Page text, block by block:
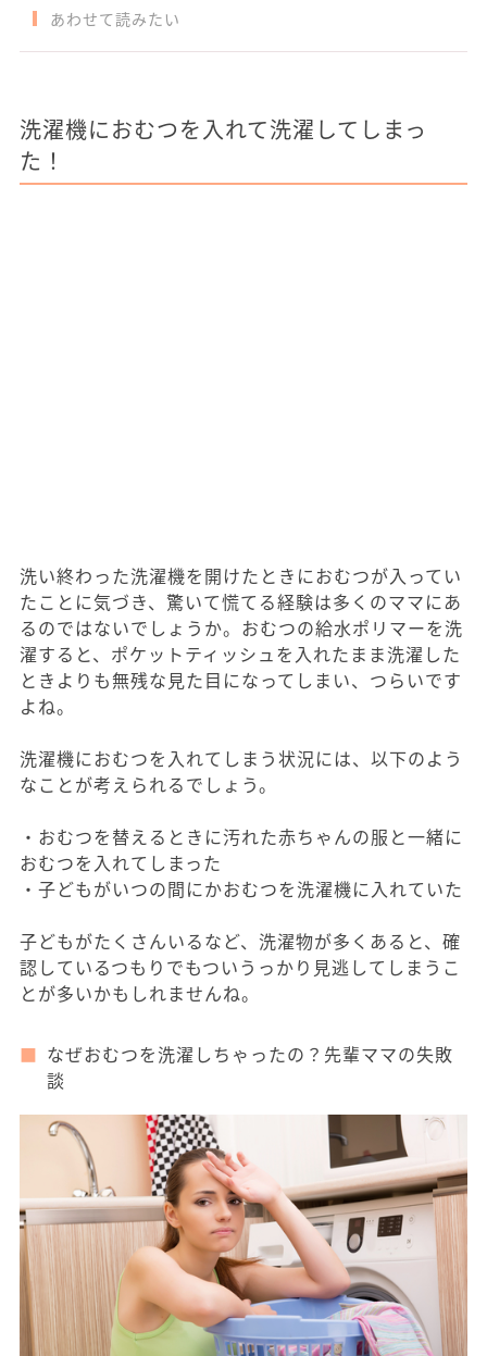
あわせて読みたい
洗濯機におむつを入れて洗濯してしまっ
た！
洗い終わった洗濯機を開けたときにおむつが入ってい
たことに気づき、驚いて慌てる経験は多くのママにあ
るのではないでしょうか。おむつの給水ポリマーを洗
濯すると、ポケットティッシュを入れたまま洗濯した
ときよりも無残な見た目になってしまい、つらいです
よね。
洗濯機におむつを入れてしまう状況には、以下のよう
なことが考えられるでしょう。
・おむつを替えるときに汚れた赤ちゃんの服と一緒に
おむつを入れてしまった
・子どもがいつの間にかおむつを洗濯機に入れていた
子どもがたくさんいるなど、洗濯物が多くあると、確
認しているつもりでもついうっかり見逃してしまうこ
とが多いかもしれませんね。
なぜおむつを洗濯しちゃったの？先輩ママの失敗
談